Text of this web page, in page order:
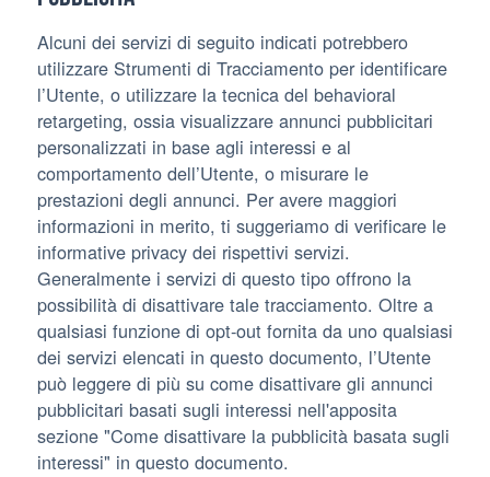
Alcuni dei servizi di seguito indicati potrebbero
utilizzare Strumenti di Tracciamento per identificare
l’Utente, o utilizzare la tecnica del behavioral
retargeting, ossia visualizzare annunci pubblicitari
personalizzati in base agli interessi e al
comportamento dell’Utente, o misurare le
prestazioni degli annunci. Per avere maggiori
informazioni in merito, ti suggeriamo di verificare le
informative privacy dei rispettivi servizi.
Generalmente i servizi di questo tipo offrono la
possibilità di disattivare tale tracciamento. Oltre a
qualsiasi funzione di opt-out fornita da uno qualsiasi
dei servizi elencati in questo documento, l’Utente
può leggere di più su come disattivare gli annunci
pubblicitari basati sugli interessi nell'apposita
sezione "Come disattivare la pubblicità basata sugli
interessi" in questo documento.